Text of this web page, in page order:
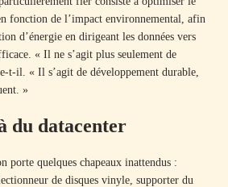
fonction de l’impact environnemental, afin
d’énergie en dirigeant les données vers
« Il ne s’agit plus seulement de
t-il. « Il s’agit de développement durable,
»
du datacenter
porte quelques chapeaux inattendus :
de disques vinyle, supporter du